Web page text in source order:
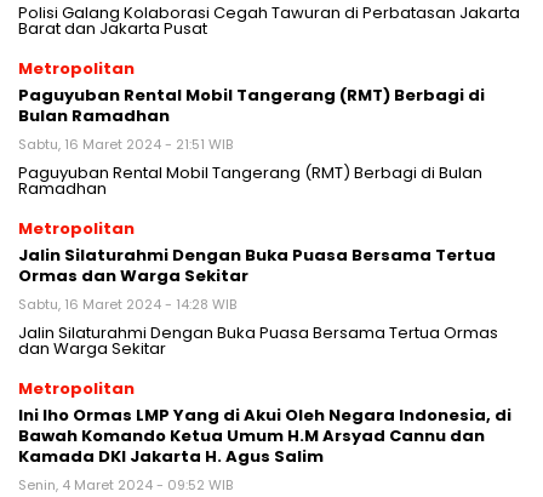
Polisi Galang Kolaborasi Cegah Tawuran di Perbatasan Jakarta
Barat dan Jakarta Pusat
Metropolitan
Paguyuban Rental Mobil Tangerang (RMT) Berbagi di
Bulan Ramadhan
Sabtu, 16 Maret 2024 - 21:51 WIB
Paguyuban Rental Mobil Tangerang (RMT) Berbagi di Bulan
Ramadhan
Metropolitan
Jalin Silaturahmi Dengan Buka Puasa Bersama Tertua
Ormas dan Warga Sekitar
Sabtu, 16 Maret 2024 - 14:28 WIB
Jalin Silaturahmi Dengan Buka Puasa Bersama Tertua Ormas
dan Warga Sekitar
Metropolitan
Ini lho Ormas LMP Yang di Akui Oleh Negara Indonesia, di
Bawah Komando Ketua Umum H.M Arsyad Cannu dan
Kamada DKI Jakarta H. Agus Salim
Senin, 4 Maret 2024 - 09:52 WIB